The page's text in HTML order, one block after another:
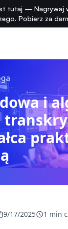
tutaj — Nagrywaj
Pobierz za
i
9/17/2025 1 min